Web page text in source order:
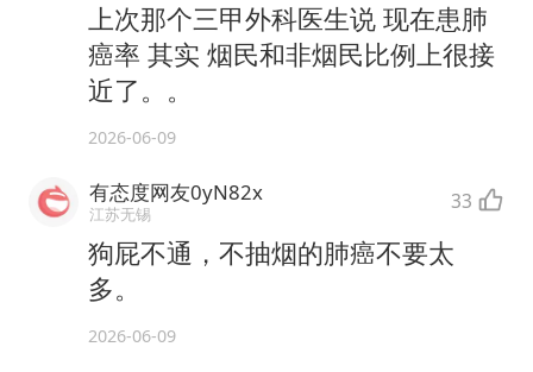
上次那个三甲外科医生说 现在患肺
癌率 其实 烟民和非烟民比例上很接
近了。。
2026-06-09
有态度网友0yN82x
江苏无锡 33
狗屁不通，不抽烟的肺癌不要太
多。
2026-06-09